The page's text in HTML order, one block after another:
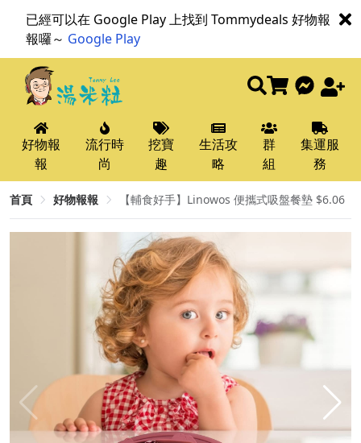
已經可以在 Google Play 上找到 Tommydeals 好物報
報囉～ Google Play
好物報
報
流行時
尚
挖寶
趣
生活攻
略
群
組
集運服
務
首頁 好物報報 【輔食好手】Linowos 便攜式吸盤餐墊 $6.06